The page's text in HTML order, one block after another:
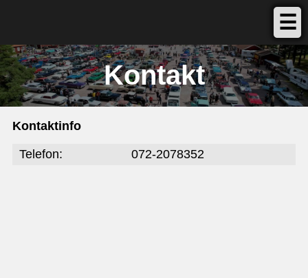
☰
Kontakt
Kontaktinfo
Telefon: 072-2078352